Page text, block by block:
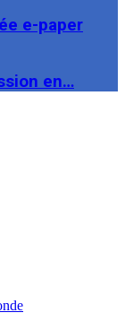
e-paper
en…